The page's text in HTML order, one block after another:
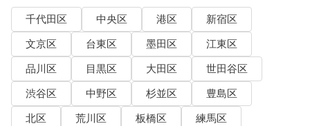
千代田区 中央区 港区
新宿区
文京区
台東区 墨田区
江東区
品川区
目黒区 大田区
世田谷区
渋谷区
中野区 杉並区
豊島区
北区
荒川区 板橋区
練馬区